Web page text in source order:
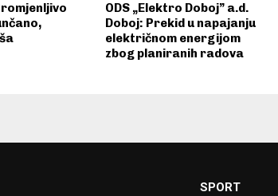
ODS „Elektro Doboj” a.d.
Doboj: Prekid u napajanju
električnom energijom
zbog planiranih radova
SPORT